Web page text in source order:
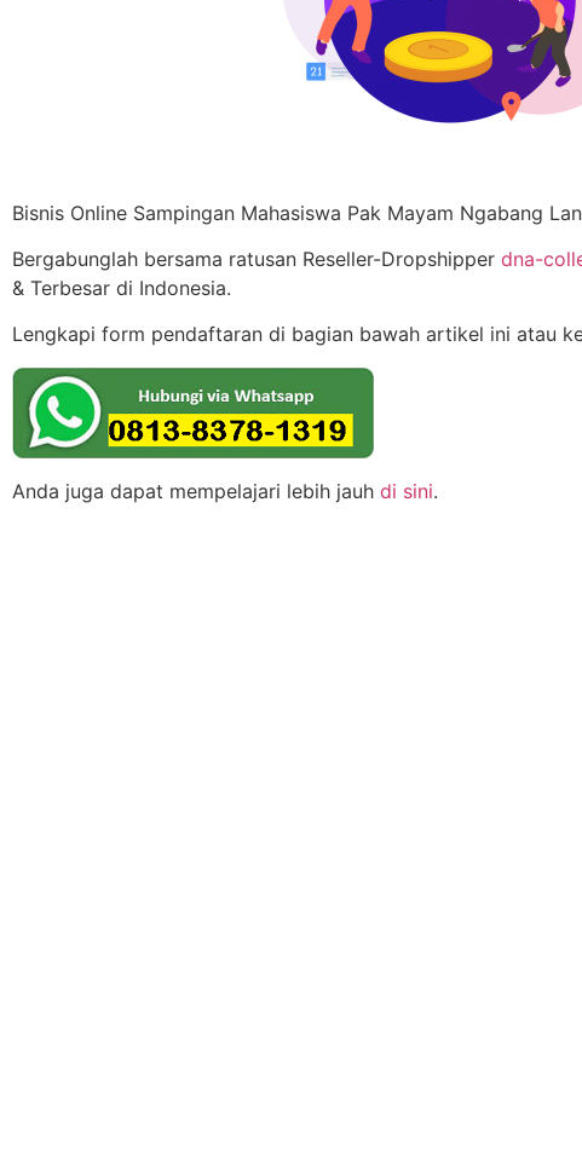
Bisnis Online Sampingan Mahasiswa Pak Mayam Ngabang
Bergabunglah bersama ratusan Reseller-Dropshipper dna-
& Terbesar di Indonesia.
Lengkapi form pendaftaran di bagian bawah artikel ini atau
Anda juga dapat mempelajari lebih jauh di sini.